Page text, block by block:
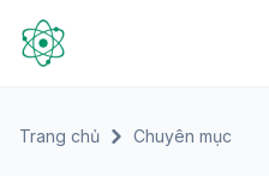
Trang chủ Chuyên mục